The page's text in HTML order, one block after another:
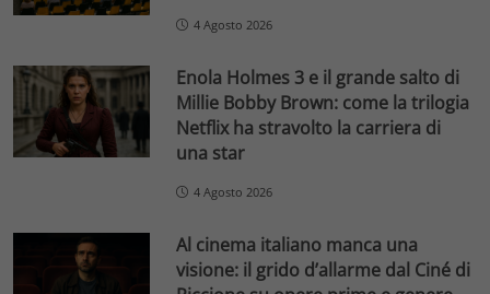
4 Agosto 2026
Enola Holmes 3 e il grande salto di
Millie Bobby Brown: come la trilogia
Netflix ha stravolto la carriera di
una star
4 Agosto 2026
Al cinema italiano manca una
visione: il grido d’allarme dal Ciné di